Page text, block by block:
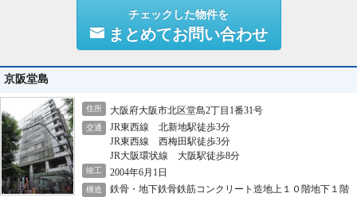
チェックした物件を
まとめてお問い合わせ
京阪堂島
住所 大阪府大阪市北区堂島2丁目1番31号
交通
JR東西線 北新地駅徒歩3分
JR東西線 西梅田駅徒歩3分
JR大阪環状線 大阪駅徒歩8分
竣工 2004年6月1日
構造
鉄骨・地下鉄骨鉄筋コンクリート造地上１０階地下１階